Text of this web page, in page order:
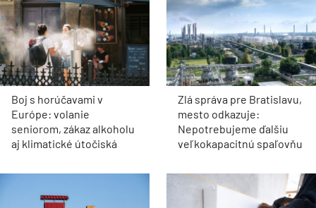
Boj s horúčavami v
Európe: volanie
seniorom, zákaz alkoholu
aj klimatické útočiská
Zlá správa pre Bratislavu,
mesto odkazuje:
Nepotrebujeme ďalšiu
veľkokapacitnú spaľovňu